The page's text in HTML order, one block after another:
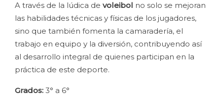
A través de la lúdica de voleibol no solo se mejoran
las habilidades técnicas y físicas de los jugadores,
sino que también fomenta la camaradería, el
trabajo en equipo y la diversión, contribuyendo así
al desarrollo integral de quienes participan en la
práctica de este deporte.
Grados: 3° a 6°